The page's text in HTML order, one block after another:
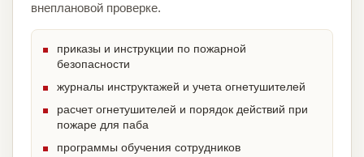
внеплановой проверке.
приказы и инструкции по пожарной
безопасности
журналы инструктажей и учета огнетушителей
расчет огнетушителей и порядок действий при
пожаре для паба
программы обучения сотрудников